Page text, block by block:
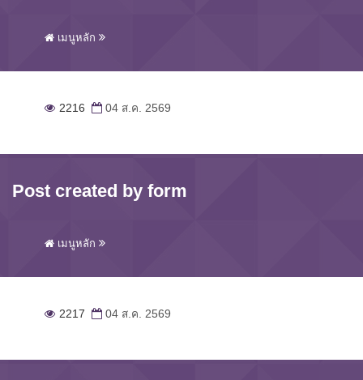
เมนูหลัก
2216 04 ส.ค. 2569
Post created by form
เมนูหลัก
2217 04 ส.ค. 2569